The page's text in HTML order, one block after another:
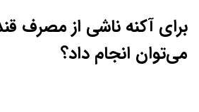
برای آکنه ناشی از مصرف
می‌توان انجام داد؟